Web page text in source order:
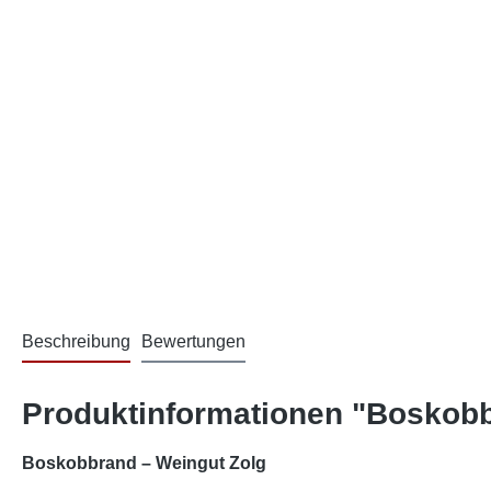
Beschreibung Bewertungen
Produktinformationen
Boskobbrand – Weingut Zolg